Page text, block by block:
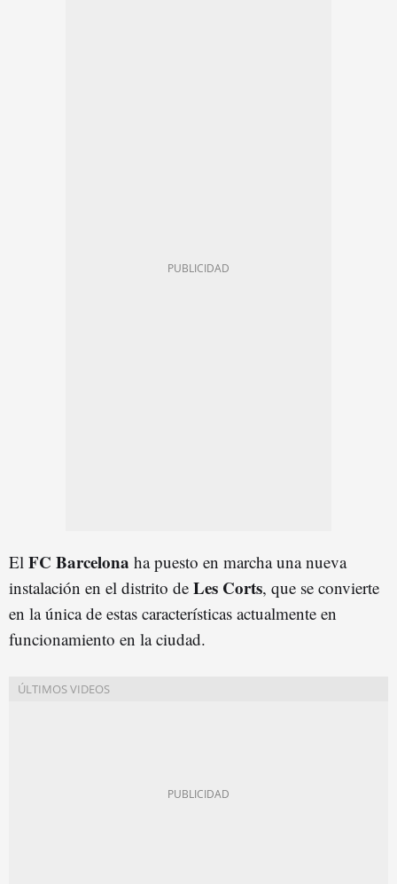
El FC Barcelona ha puesto en marcha una nueva
instalación en el distrito de Les Corts, que se convierte
en la única de estas características actualmente en
funcionamiento en la ciudad.